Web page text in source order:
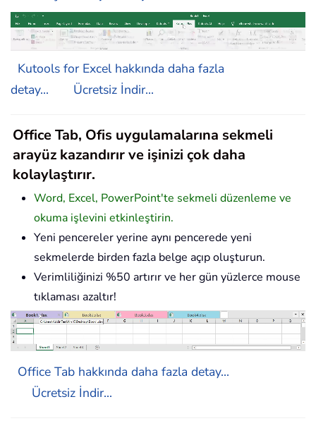
Kutools for Excel hakkında daha fazla
detay...
Ücretsiz İndir...
Office Tab, Ofis uygulamalarına sekmeli
arayüz kazandırır ve işinizi çok daha
kolaylaştırır.
Word, Excel, PowerPoint'te sekmeli düzenleme ve
okuma işlevini etkinleştirin.
Yeni pencereler yerine aynı pencerede yeni
sekmelerde birden fazla belge açıp oluşturun.
Verimliliğinizi %50 artırır ve her gün yüzlerce mouse
tıklaması azaltır!
Office Tab hakkında daha fazla detay...
Ücretsiz İndir...